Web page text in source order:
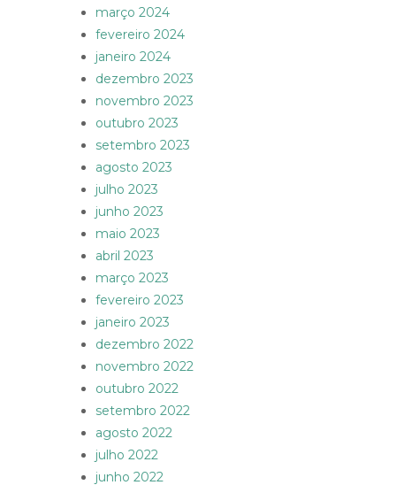
março 2024
fevereiro 2024
janeiro 2024
dezembro 2023
novembro 2023
outubro 2023
setembro 2023
agosto 2023
julho 2023
junho 2023
maio 2023
abril 2023
março 2023
fevereiro 2023
janeiro 2023
dezembro 2022
novembro 2022
outubro 2022
setembro 2022
agosto 2022
julho 2022
junho 2022